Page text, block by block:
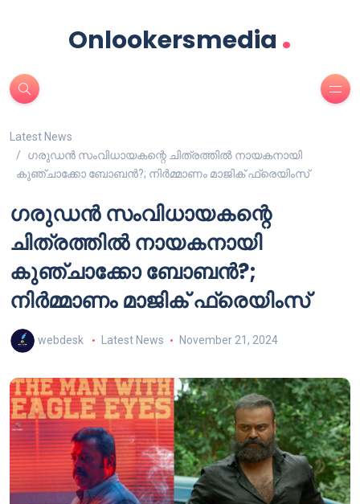
Onlookersmedia .
Latest News
ഗരുഡൻ സംവിധായകന്റെ ചിത്രത്തിൽ നായകനായി
കുഞ്ചാക്കോ ബോബൻ?; നിർമ്മാണം മാജിക് ഫ്രെയിംസ്
ഗരുഡൻ സംവിധായകന്റെ
ചിത്രത്തിൽ നായകനായി
കുഞ്ചാക്കോ ബോബൻ?;
നിർമ്മാണം മാജിക് ഫ്രെയിംസ്
webdesk Latest News November 21, 2024